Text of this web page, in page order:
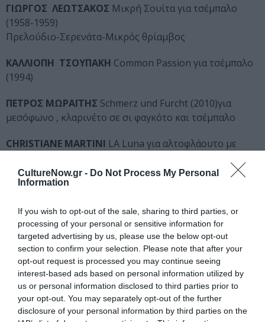
CultureNow.gr - Do Not Process My Personal
Information
If you wish to opt-out of the sale, sharing to third parties, or
processing of your personal or sensitive information for
targeted advertising by us, please use the below opt-out
section to confirm your selection. Please note that after your
opt-out request is processed you may continue seeing
interest-based ads based on personal information utilized by
us or personal information disclosed to third parties prior to
your opt-out. You may separately opt-out of the further
disclosure of your personal information by third parties on the
ΓΙΩΡΓΟΣ ΛΕΩΤΣΑΚΟΣ Μικρή Σουίτα για τσέμπαλο
(1958-1959)
Πρελούδιο-Σερενάτα-Μικρός θρίαμβος
ΚΑΛΛΙΟΠΗ ΤΣΟΥΠΑΚΗ Common Passion για τσέμπαλο
(1994)
ΠΕΤΡΟΣ ΜΩΡΑΪΤΗΣ Schmerz und Furcht (2010)για
μεσόφωνο , κλαρινέτο σε σι φαγκότο και τσέμπαλο
CHRISTIANE MARTINI LA Luna για αλτοφλάουτο με
JOHN CAGEARIA for any voice
VOLKER DAVID KIRCHNERPierrots Galgenlieder για
κλαρινέτο
KLAUS OBERMAYERSpilerein για κλαρινέτο και φαγκότο
MAΡΙΑ ΑΛΟΥΠΗ U (2011)
GYORGI LIGETIHungarian Rock για τσέμπαλο